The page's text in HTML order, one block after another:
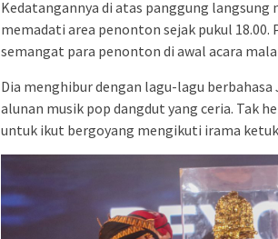
Kedatangannya di atas panggung langsung
memadati area penonton sejak pukul
semangat para penonton di awal acara
Dia menghibur dengan lagu-lagu
alunan musik pop dangdut yang ceria. Tak
untuk ikut bergoyang mengikuti irama